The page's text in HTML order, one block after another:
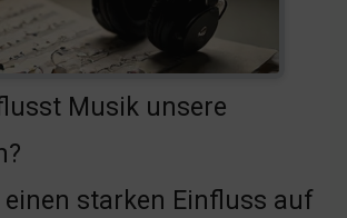
Musik unsere
einen starken Einfluss auf